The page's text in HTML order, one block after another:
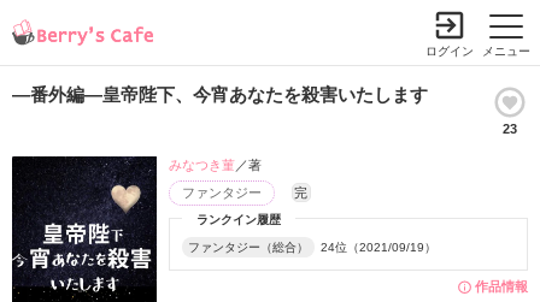
メニュー
ログイン
―番外編―皇帝陛下、今宵あなたを殺害いたします
23
作品情報
ランクイン履歴
ファンタジー（総合） 24位（2021/09/19）
ファンタジー 完
みなつき菫／著